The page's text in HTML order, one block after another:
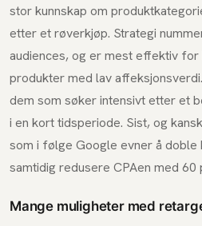
stor kunnskap om
etter et røverkjøp. Strategi
audiences, og er mest effektiv
produkter med lav
dem som søker intensivt etter et
i en kort tidsperiode. Sist, og
som i følge Google evner å doble
samtidig redusere CPAen med 60
Mange muligheter med